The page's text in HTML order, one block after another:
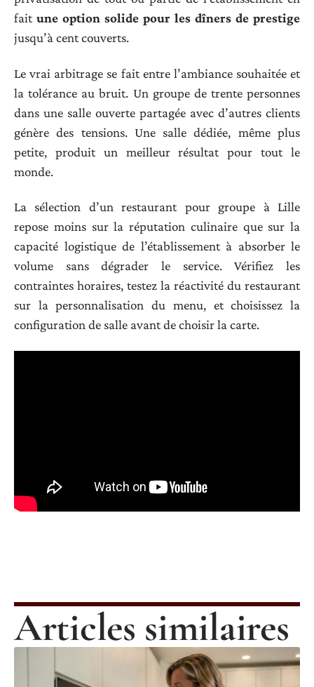
fait une option solide pour les dîners de prestige
jusqu’à cent couverts.
Le vrai arbitrage se fait entre l’ambiance souhaitée et
la tolérance au bruit. Un groupe de trente personnes
dans une salle ouverte partagée avec d’autres clients
génère des tensions. Une salle dédiée, même plus
petite, produit un meilleur résultat pour tout le
monde.
La sélection d’un restaurant pour groupe à Lille
repose moins sur la réputation culinaire que sur la
capacité logistique de l’établissement à absorber le
volume sans dégrader le service. Vérifiez les
contraintes horaires, testez la réactivité du restaurant
sur la personnalisation du menu, et choisissez la
configuration de salle avant de choisir la carte.
Articles similaires